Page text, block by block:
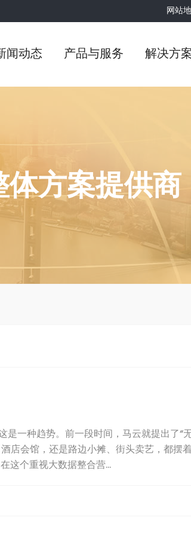
网站
闻动态 产品与服务 解决方
方案提供商
一种趋势。前一段时间，马云就提出了“
店会馆，还是路边小摊、街头卖艺，都摆
这个重视大数据整合营...